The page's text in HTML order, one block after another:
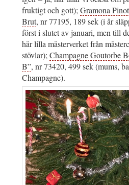
fruktigt och gott); Gramona
Brut, nr 77195, 189 sek (i år
först i slutet av januari, men till
här lilla mästerverket från
stövlar); Champagne Goutorbe
B”, nr 73420, 499 sek (mums,
Champagne).